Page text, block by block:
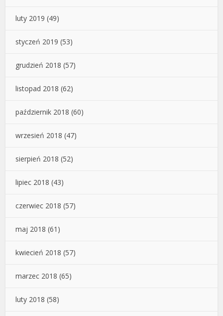
luty 2019 (49)
styczeń 2019 (53)
grudzień 2018 (57)
listopad 2018 (62)
październik 2018 (60)
wrzesień 2018 (47)
sierpień 2018 (52)
lipiec 2018 (43)
czerwiec 2018 (57)
maj 2018 (61)
kwiecień 2018 (57)
marzec 2018 (65)
luty 2018 (58)